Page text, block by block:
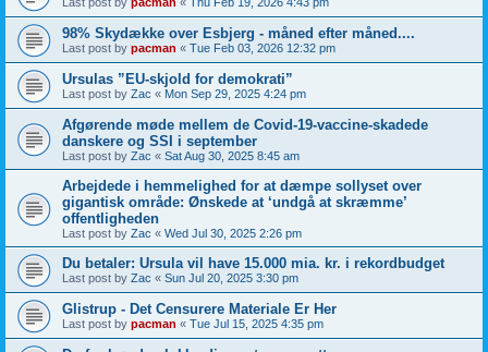
98% Skydække over Esbjerg - måned efter måned....
Last post by pacman « Tue Feb 03, 2026 12:32 pm
Ursulas ”EU-skjold for demokrati”
Last post by Zac « Mon Sep 29, 2025 4:24 pm
Afgørende møde mellem de Covid-19-vaccine-skadede
danskere og SSI i september
Last post by Zac « Sat Aug 30, 2025 8:45 am
Arbejdede i hemmelighed for at dæmpe sollyset over
gigantisk område: Ønskede at ‘undgå at skræmme’
offentligheden
Last post by Zac « Wed Jul 30, 2025 2:26 pm
Du betaler: Ursula vil have 15.000 mia. kr. i rekordbudget
Last post by Zac « Sun Jul 20, 2025 3:30 pm
Glistrup - Det Censurere Materiale Er Her
Last post by pacman « Tue Jul 15, 2025 4:35 pm